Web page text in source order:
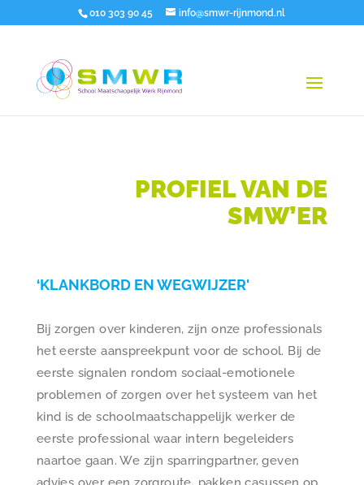
010 303 90 45 info@smwr-rijnmond.nl
PROFIEL VAN DE
SMW’ER
‘KLANKBORD EN WEGWIJZER'
Bij zorgen over kinderen, zijn onze professionals
het eerste aanspreekpunt voor de school. Bij de
eerste signalen rondom sociaal-emotionele
problemen of zorgen over het systeem van het
kind is de schoolmaatschappelijk werker de
eerste professional waar intern begeleiders
naartoe gaan. We zijn sparringpartner, geven